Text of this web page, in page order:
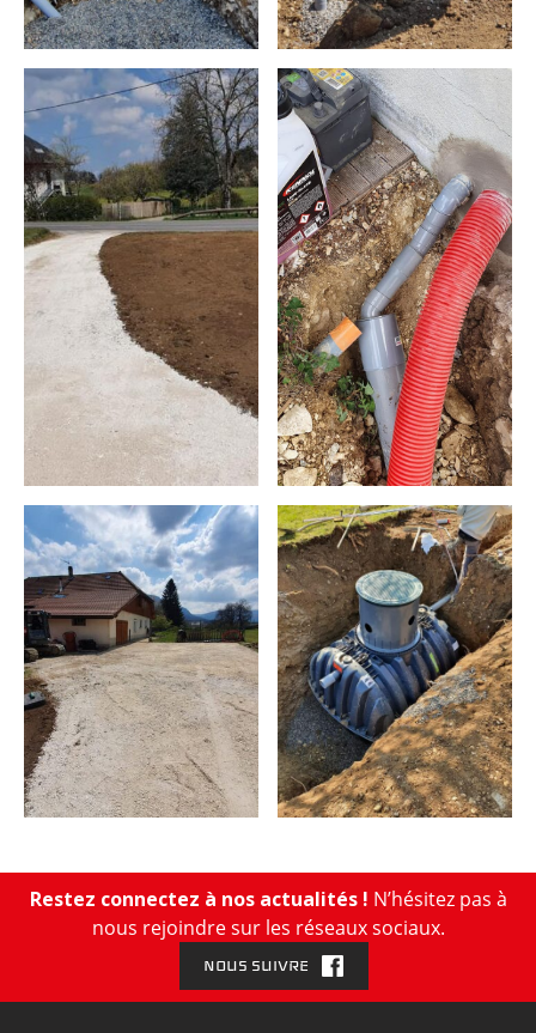
Restez connectez à nos actualités ! N’hésitez pas à
nous rejoindre sur les réseaux sociaux.
NOUS SUIVRE